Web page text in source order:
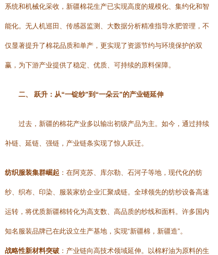
系统和机械化采收，新疆棉花生产已实现高度的规模化、集约化和智
能化。无人机巡田、传感器监测、大数据分析精准指导水肥管理，不
仅显著提升了棉花品质和单产，更实现了资源节约与环境保护的双
赢，为下游产业提供了稳定、优质、可持续的原料保障。
二、 跃升：从“一锭纱”到“一朵云”的产业链延伸
过去，新疆的棉花产业多以输出初级产品为主。如今，通过持续
补链、延链、强链，产业链条实现了惊人跃迁。
纺织服装集群崛起 ：在阿克苏、库尔勒、石河子等地，现代化的纺
纱、织布、印染、服装家纺企业汇聚成链。全球领先的纺纱设备高速
运转，将优质新疆棉转化为高支数、高品质的纱线和面料。许多国内
知名服装品牌已在此设立生产基地，实现“新疆棉，新疆造”。
战略性新材料突破 ：产业链向高技术领域延伸。以棉籽油为原料的生